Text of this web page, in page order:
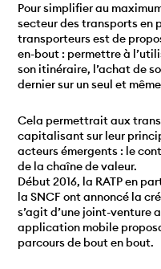
Pour simplifier au
secteur des transports en
transporteurs est de
en-bout : permettre à
son itinéraire, l’achat de
dernier sur un seul et
Cela permettrait aux
capitalisant sur leur
acteurs émergents : le
de la chaîne de valeur.
Début 2016, la RATP en
la SNCF ont annoncé la
s’agit d’une joint-venture
application mobile
parcours de bout en bout.